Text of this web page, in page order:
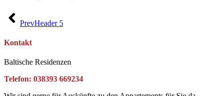
PrevHeader 5
Kontakt
Baltische Residenzen
Telefon: 038393 669234